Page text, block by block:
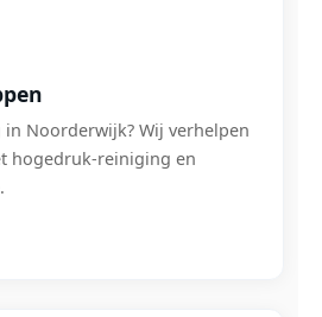
Noorderwijk? Wij verhelpen
hogedruk-reiniging en